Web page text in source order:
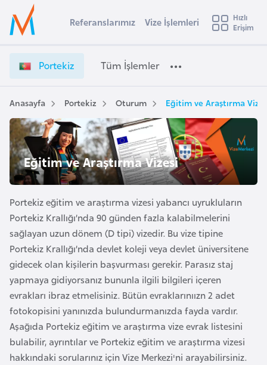
Ülke Seçimi
Başvuru yapmak istediğiniz ülkeyi seçin
Üye
Girişi
o
t
e
k
i
z
V
i
z
e
İ
ş
l
e
m
l
e
r
e
t
i
Referanslarımız Vize İşlemleri
Hızlı
Erişim
Portekiz Tüm İşlemler
Anasayfa Portekiz Oturum Eğitim ve Araştırma
Eğitim ve Araştırma Vizesi
Portekiz eğitim ve araştırma vizesi yabancı uyrukluların
Portekiz Krallığı’nda 90 günden fazla kalabilmelerini
sağlayan uzun dönem (D tipi) vizedir. Bu vize tipine
Portekiz Krallığı’nda devlet koleji veya devlet üniversitene
gidecek olan kişilerin başvurması gerekir. Parasız staj
yapmaya gidiyorsanız bununla ilgili bilgileri içeren
evrakları ibraz etmelisiniz. Bütün evraklarınıızn 2 adet
fotokopisini yanınızda bulundurmanızda fayda vardır.
Aşağıda Portekiz eğitim ve araştırma vize evrak listesini
bulabilir, ayrıntılar ve Portekiz eğitim ve araştırma vizesi
hakkındaki sorularınız için Vize Merkezi'ni arayabilirsiniz.
s
t
r
a
A
v
u
t
u
r
y
a
A
z
e
r